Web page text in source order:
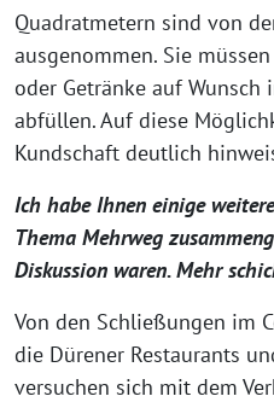
Quadratmetern sind von
ausgenommen. Sie
oder Getränke auf
abfüllen. Auf diese
Kundschaft deutlich
Ich habe Ihnen einige
Thema Mehrweg
Diskussion waren. Mehr
Von den Schließungen im
die Dürener Restaurants
versuchen sich mit dem